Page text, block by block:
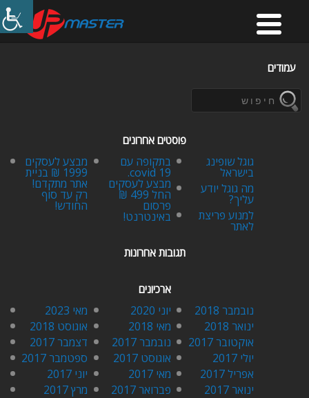
עמודים
פוסטים אחרונים
מבצע לעסקים
1999 ₪ בניית
אתר מתקדם!
רק עד סוף
החודש!
בתקופה עם
covid 19.
מבצע לעסקים
החל 499 ₪
פרסום
באינטרנט!
גוגל שופינג
בישראל
מה גוגל יודע
עליך?
למנוע פריצת
לאתר
תגובות אחרונות
ארכיונים
מאי 2023 יוני 2020
נובמבר 2018
אוגוסט 2018
מאי 2018
ינואר 2018
דצמבר 2017
נובמבר 2017
אוקטובר 2017
ספטמבר 2017
אוגוסט 2017
יולי 2017
יוני 2017
מאי 2017
אפריל 2017
מרץ 2017
פברואר 2017 ינואר 2017